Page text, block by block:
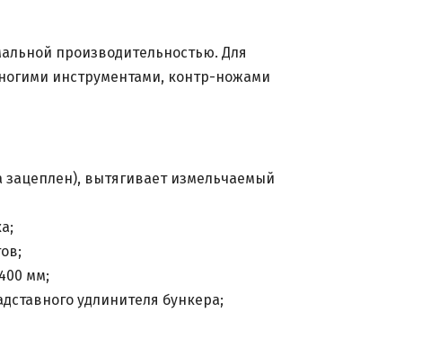
производительностью. Для
инструментами, контр-ножами
зацеплен), вытягивает измельчаемый
мм;
удлинителя бункера;